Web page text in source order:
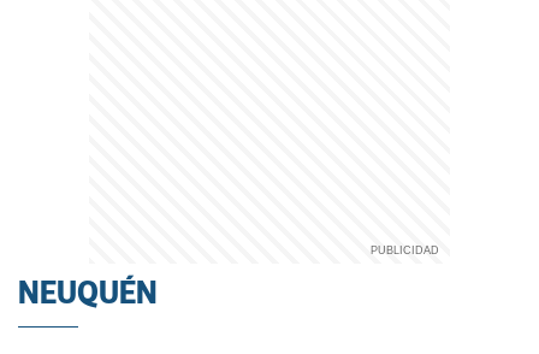
NEUQUÉN